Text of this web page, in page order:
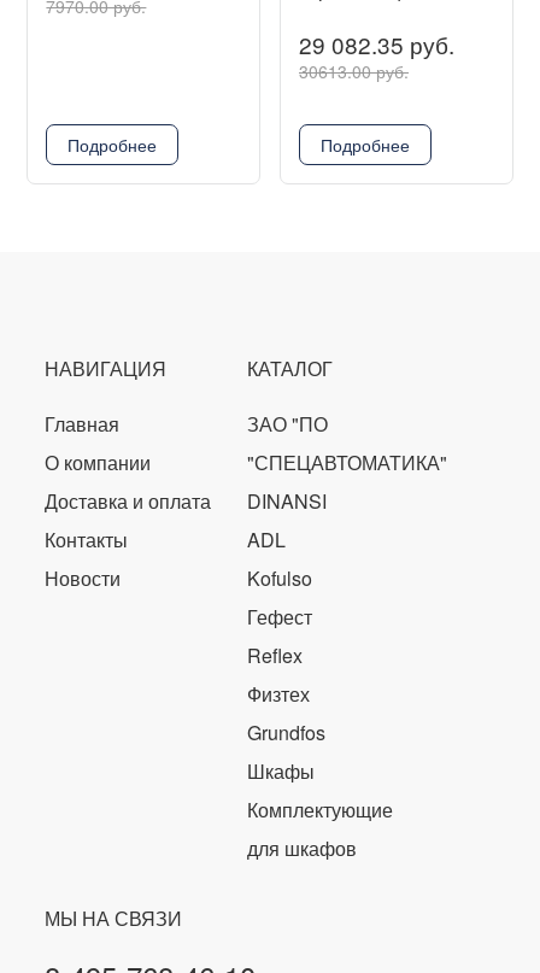
7970.00 руб.
Подробнее
29 082.35 руб.
30613.00 руб.
Подробнее
НАВИГАЦИЯ
Главная
О компании
Доставка и оплата
Контакты
Новости
КАТАЛОГ
ЗАО "ПО
"СПЕЦАВТОМАТИКА"
DINANSI
ADL
Kofulso
Гефест
Reflex
Физтех
Grundfos
Шкафы
Комплектующие
для шкафов
МЫ НА СВЯЗИ